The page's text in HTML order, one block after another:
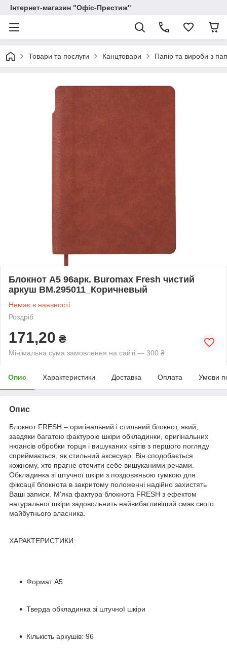
Інтернет-магазин "Офіс-Престиж"
Товари та послуги Канцтовари Папір та вироби з
Блокнот А5 96арк. Buromax Fresh чистий
аркуш BM.295011_Коричневый
Немає в наявності
Роздріб
171,20 ₴
Мінімальна сума замовлення на сайті — 300 ₴
Опис Характеристики Доставка Оплата Умови
Опис
Блокнот FRESH – оригінальний і стильний блокнот, який,
завдяки багатою фактурою шкіри обкладинки, оригінальних
нюансів обробки торця і вишуканих квітів з першого погляду
сприймається, як стильний аксесуар. Він сподобається
кожному, хто прагне оточити себе вишуканими речами.
Обкладинка зі штучної шкіри з поздовжньою гумкою для
фіксації блокнота в закритому положенні надійно захистять
Ваші записи. М'яка фактура блокнота FRESH з ефектом
натуральної шкіри задовольнить найвибагливіший смак свого
майбутнього власника.
ХАРАКТЕРИСТИКИ:
Формат А5
Тверда обкладинка зі штучної шкіри
Кількість аркушів: 96